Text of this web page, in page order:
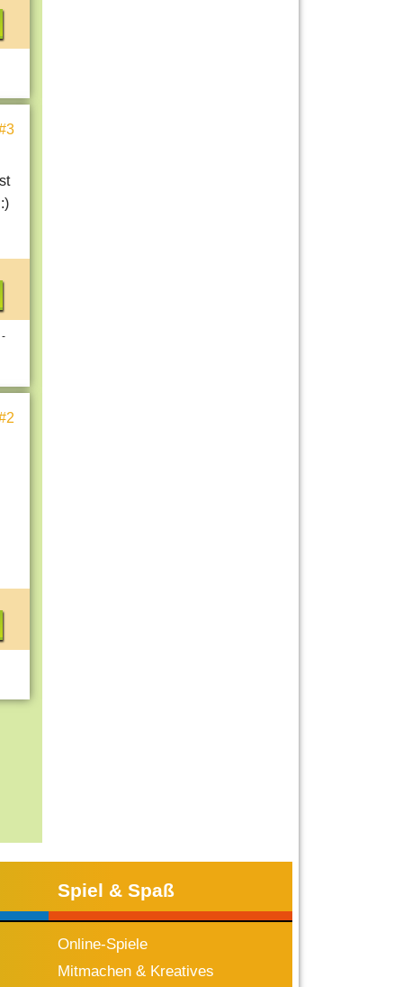
-
Spiel & Spaß
Online-Spiele
Mitmachen & Kreatives